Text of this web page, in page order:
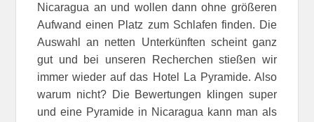
Nicaragua an und wollen dann ohne größeren
Aufwand einen Platz zum Schlafen finden. Die
Auswahl an netten Unterkünften scheint ganz
gut und bei unseren Recherchen stießen wir
immer wieder auf das Hotel La Pyramide. Also
warum nicht? Die Bewertungen klingen super
und eine Pyramide in Nicaragua kann man als